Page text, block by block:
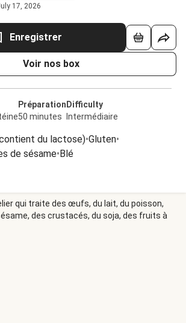
17, 2026
Enregistrer
Voir nos box
Préparation
50 minutes
Difficulty
Intermédiaire
du lactose)•Gluten•
de sésame•Blé
qui traite des œufs, du lait, du poisson,
des crustacés, du soja, des fruits à